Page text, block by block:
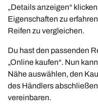
„Details anzeigen“
Eigenschaften zu
Reifen zu vergleichen.
Du hast den passenden
„Online kaufen“. Nun
Nähe auswählen, den
des Händlers
vereinbaren.